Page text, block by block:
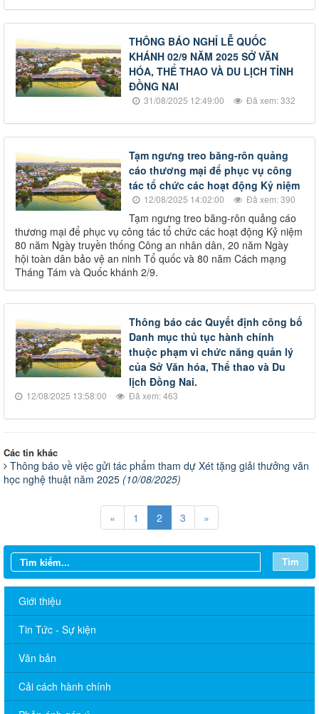
THÔNG BÁO NGHỈ LỄ QUỐC
KHÁNH 02/9 NĂM 2025 SỞ VĂN
HÓA, THỂ THAO VÀ DU LỊCH TỈNH
ĐỒNG NAI
31/08/2025 12:49:00 Đã xem: 332
Tạm ngưng treo băng-rôn quảng
cáo thương mại để phục vụ công
tác tổ chức các hoạt động Kỷ niệm
12/08/2025 14:02:00 Đã xem: 390
Tạm ngưng treo băng-rôn quảng cáo
thương mại để phục vụ công tác tổ chức các hoạt động Kỷ niệm
80 năm Ngày truyền thống Công an nhân dân, 20 năm Ngày
hội toàn dân bảo vệ an ninh Tổ quốc và 80 năm Cách mạng
Tháng Tám và Quốc khánh 2/9.
Thông báo các Quyết định công bố
Danh mục thủ tục hành chính
thuộc phạm vi chức năng quản lý
của Sở Văn hóa, Thể thao và Du
lịch Đồng Nai.
12/08/2025 13:58:00 Đã xem: 463
Các tin khác
Thông báo về việc gửi tác phẩm tham dự Xét tặng giải thưởng văn
học nghệ thuật năm 2025 (10/08/2025)
« 1 2 3 »
Tìm
Giới thiệu
Tin Tức - Sự kiện
Văn bản
Cải cách hành chính
Tăng cường công tác quản lý hoạt động của tạp chí trực thuộc